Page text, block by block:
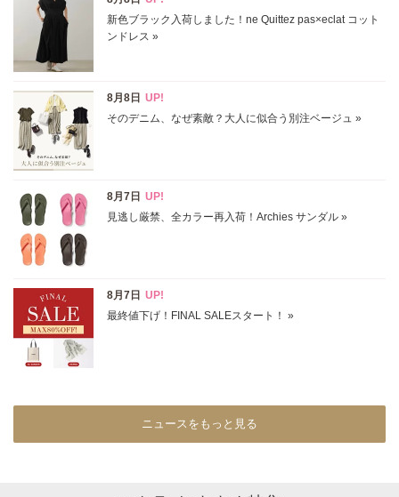
SALE商品 予約品
再入荷
在庫あり
ホワイト ブラック グレー
ベージュ
イエロー
パープル
ニュースをもっと見る